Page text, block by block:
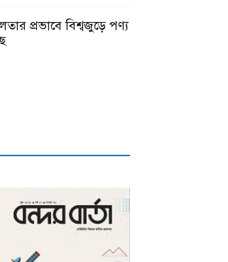
প্রভাবে বিশ্বজুড়ে পণ্য